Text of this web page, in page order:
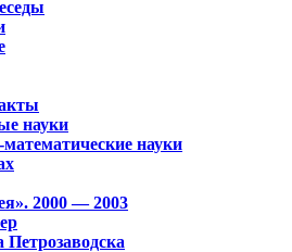
науки
математические науки
2000 — 2003
Петрозаводска